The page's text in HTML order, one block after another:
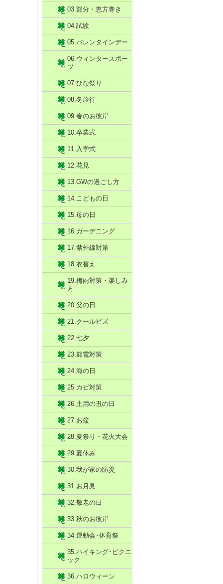
03.節分・恵方巻き
04.試験
05.バレンタインデー
06.ウィンタースポー
ツ
07.ひな祭り
08.冬旅行
09.春のお彼岸
10.卒業式
11.入学式
12.花見
13.GWの過ごし方
14.こどもの日
15.母の日
16.ガーデニング
17.紫外線対策
18.衣替え
19.梅雨対策・楽しみ
方
20.父の日
21.クールビズ
22.七夕
23.節電対策
24.海の日
25.カビ対策
26.土用の丑の日
27.お盆
28.夏祭り・花火大会
29.夏休み
30.我が家の防災
31.お月見
32.敬老の日
33.秋のお彼岸
34.運動会･体育祭
35.ハイキング･ピクニ
ック
36.ハロウィーン